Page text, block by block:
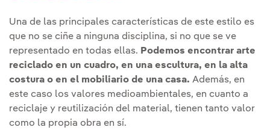
Una de las principales características de este estilo es
que no se ciñe a ninguna disciplina, si no que se ve
representado en todas ellas. Podemos encontrar arte
reciclado en un cuadro, en una escultura, en la alta
costura o en el mobiliario de una casa. Además, en
este caso los valores medioambientales, en cuanto a
reciclaje y reutilización del material, tienen tanto valor
como la propia obra en sí.